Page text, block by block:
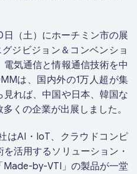
（土）にホーチミン市の展
ジビジョン＆コンベンショ
気通信と情報通信技術を中
は、国内外の1万人超が集
れば、中国や日本、韓国な
くの企業が出展しました。
はAI・IoT、クラウドコンピ
活用するソリューション・
Made-by-VTI」の製品が一堂